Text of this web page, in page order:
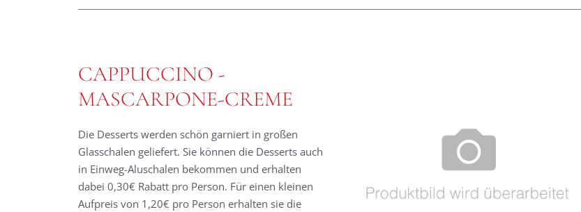
CAPPUCCINO -
MASCARPONE-CREME
Die Desserts werden schön garniert in großen
Glasschalen geliefert. Sie können die Desserts auch
in Einweg-Aluschalen bekommen und erhalten
dabei 0,30€ Rabatt pro Person. Für einen kleinen
Aufpreis von 1,20€ pro Person erhalten sie die